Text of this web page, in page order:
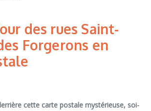
des rues Saint-
Forgerons en
cette carte postale mystérieuse, soi-